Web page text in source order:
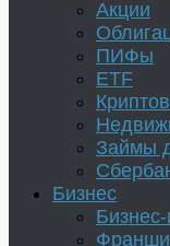
Акции
ПИФы
ETF
Займы
Бизнес